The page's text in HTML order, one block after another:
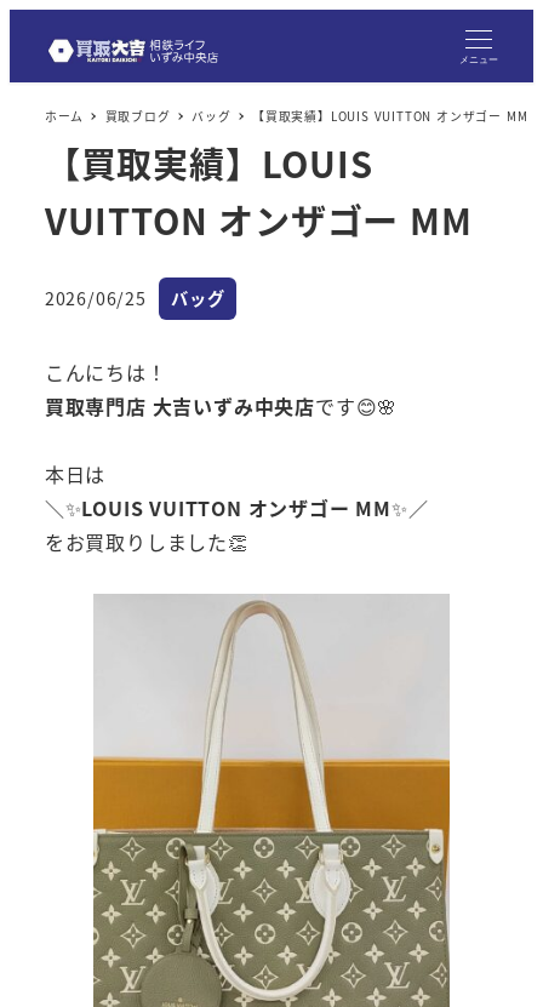
メニュー
ホーム 買取ブログ バッグ 【買取実績】LOUIS VUITTON オンザゴー MM
【買取実績】LOUIS
VUITTON オンザゴー MM
投稿日
2026/06/25 カテゴリー
バッグ
こんにちは！
買取専門店 大吉いずみ中央店です😊🌸
本日は
＼✨LOUIS VUITTON オンザゴー MM✨／
をお買取りしました👏